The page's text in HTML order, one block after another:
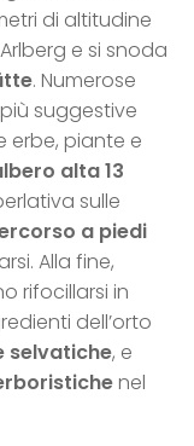
di altitudine
e si snoda
. Numerose
suggestive
erbe, piante e
alta 13
sulle
a piedi
Alla fine,
rifocillarsi in
dell’orto
selvatiche, e
nel